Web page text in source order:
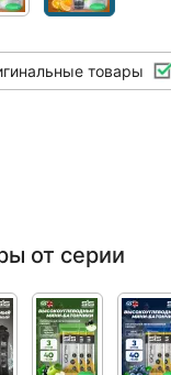
товары
от серии